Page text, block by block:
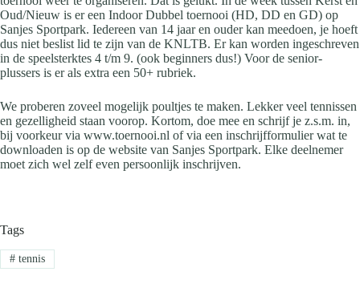
Oud/Nieuw is er een Indoor Dubbel toernooi (HD, DD en GD) op
Sanjes Sportpark. Iedereen van 14 jaar en ouder kan meedoen, je hoeft
dus niet beslist lid te zijn van de KNLTB. Er kan worden ingeschreven
in de speelsterktes 4 t/m 9. (ook beginners dus!) Voor de senior-
plussers is er als extra een 50+ rubriek.
We proberen zoveel mogelijk poultjes te maken. Lekker veel tennissen
en gezelligheid staan voorop. Kortom, doe mee en schrijf je z.s.m. in,
bij voorkeur via www.toernooi.nl of via een inschrijfformulier wat te
downloaden is op de website van Sanjes Sportpark. Elke deelnemer
moet zich wel zelf even persoonlijk inschrijven.
Tags
#tennis